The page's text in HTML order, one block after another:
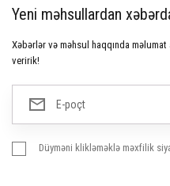
Yeni məhsullardan
Xəbərlər və məhsul haqqında
veririk!
Düyməni klikləməklə məxfilik